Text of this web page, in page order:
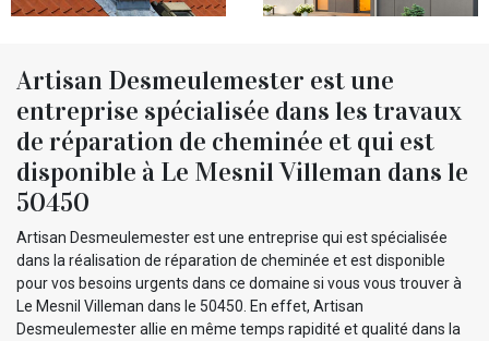
Artisan Desmeulemester est une
entreprise spécialisée dans les travaux
de réparation de cheminée et qui est
disponible à Le Mesnil Villeman dans le
50450
Artisan Desmeulemester est une entreprise qui est spécialisée
dans la réalisation de réparation de cheminée et est disponible
pour vos besoins urgents dans ce domaine si vous vous trouver à
Le Mesnil Villeman dans le 50450. En effet, Artisan
Desmeulemester allie en même temps rapidité et qualité dans la